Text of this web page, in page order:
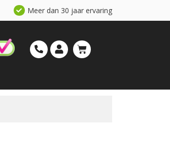
Meer dan 30 jaar ervaring